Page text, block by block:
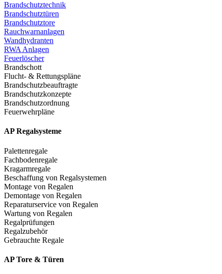
Brandschutztechnik
Brandschutztüren
Brandschutztore
Rauchwarnanlagen
Wandhydranten
RWA Anlagen
Feuerlöscher
Brandschott
Flucht- & Rettungspläne
Brandschutzbeauftragte
Brandschutzkonzepte
Brandschutzordnung
Feuerwehrpläne
AP Regalsysteme
Palettenregale
Fachbodenregale
Kragarmregale
Beschaffung von Regalsystemen
Montage von Regalen
Demontage von Regalen
Reparaturservice von Regalen
Wartung von Regalen
Regalprüfungen
Regalzubehör
Gebrauchte Regale
AP Tore & Türen